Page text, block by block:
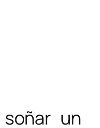
soñar un